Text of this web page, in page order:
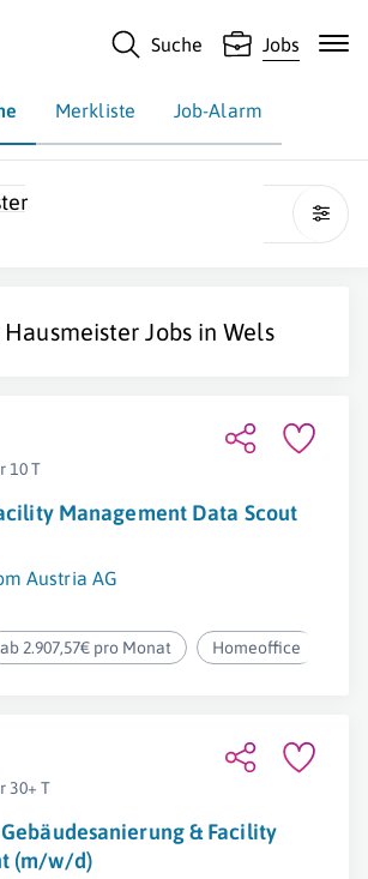
Suche Jobs
Merkliste Job-Alarm
Hausmeister Jobs inWels
10 T
Management Data Scout
Austria AG
ab 2.907,57€ pro Monat Homeoffice
30+ T
& Facility
(m/w/d)